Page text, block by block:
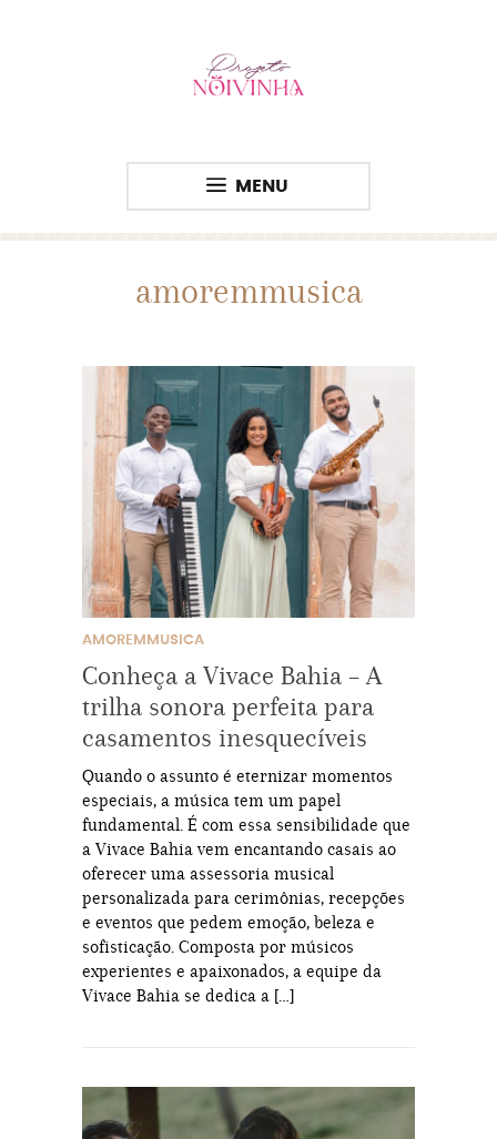
MENU
amoremmusica
AMOREMMUSICA
Conheça a Vivace Bahia – A
trilha sonora perfeita para
casamentos inesquecíveis
Quando o assunto é eternizar momentos
especiais, a música tem um papel
fundamental. É com essa sensibilidade que
a Vivace Bahia vem encantando casais ao
oferecer uma assessoria musical
personalizada para cerimônias, recepções
e eventos que pedem emoção, beleza e
sofisticação. Composta por músicos
experientes e apaixonados, a equipe da
Vivace Bahia se dedica a […]